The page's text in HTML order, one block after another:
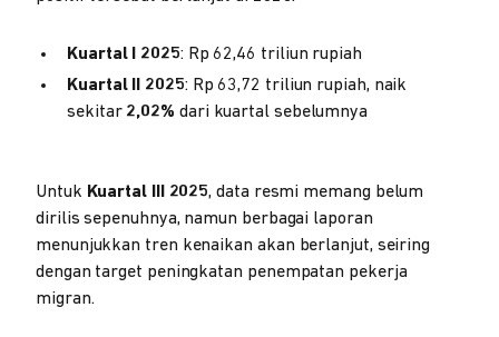
Kuartal I 2025: Rp 62,46 triliun rupiah
Kuartal II 2025: Rp 63,72 triliun rupiah, naik
sekitar 2,02% dari kuartal sebelumnya
Untuk Kuartal III 2025, data resmi memang belum
dirilis sepenuhnya, namun berbagai laporan
menunjukkan tren kenaikan akan berlanjut, seiring
dengan target peningkatan penempatan pekerja
migran.